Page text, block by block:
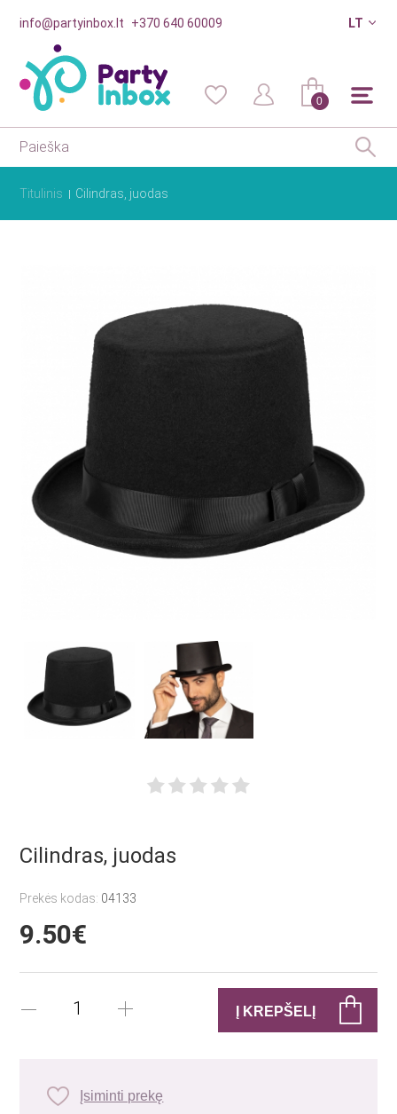
info@partyinbox.lt +370 640 60009 LT
0
Titulinis Cilindras, juodas
Cilindras, juodas
Prekės kodas: 04133
9.50€
Įsiminti prekę